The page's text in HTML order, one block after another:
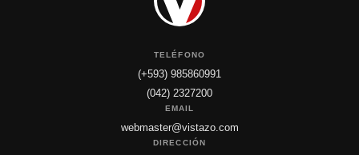
TELÉFONO
(+593) 985860991
(042) 2327200
EMAIL
webmaster@vistazo.com
DIRECCIÓN